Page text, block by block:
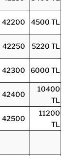
42200 4500 TL
42250 5220 TL
42300 6000 TL
42400
10400
TL
42500
11200
TL